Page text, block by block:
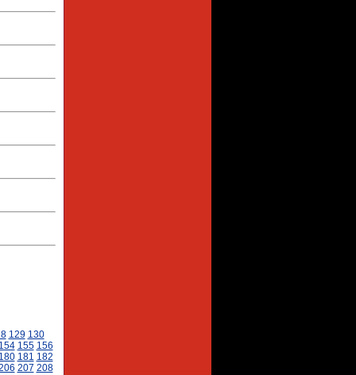
129 130
155 156
181 182
207 208